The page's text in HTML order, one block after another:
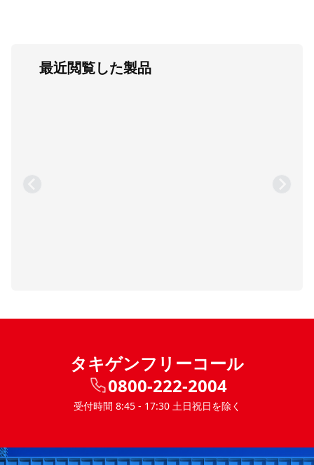
最近閲覧した製品
タキゲンフリーコール
0800-222-2004
受付時間 8:45 - 17:30 土日祝日を除く